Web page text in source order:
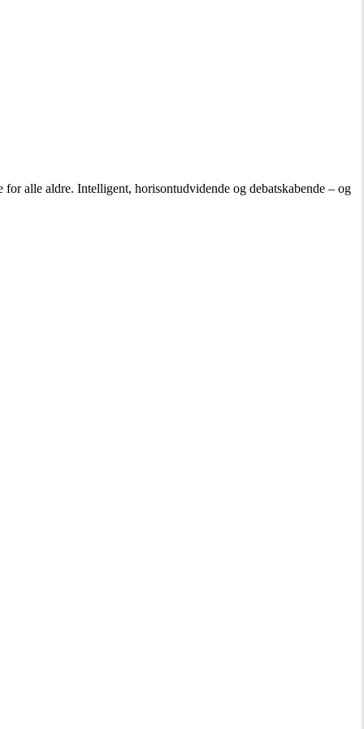
alle aldre. Intelligent, horisontudvidende og debatskabende – og